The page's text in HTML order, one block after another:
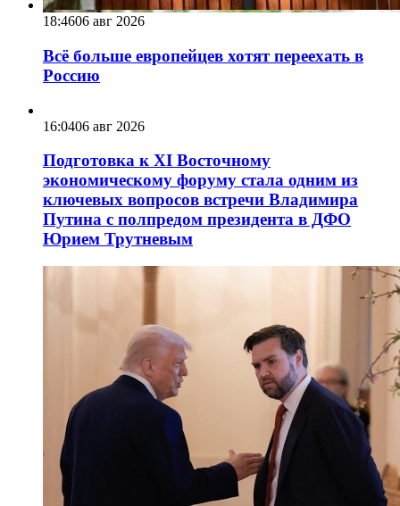
18:4606 авг 2026
Всё больше европейцев хотят переехать в
Россию
16:0406 авг 2026
Подготовка к XI Восточному
экономическому форуму стала одним из
ключевых вопросов встречи Владимира
Путина с полпредом президента в ДФО
Юрием Трутневым